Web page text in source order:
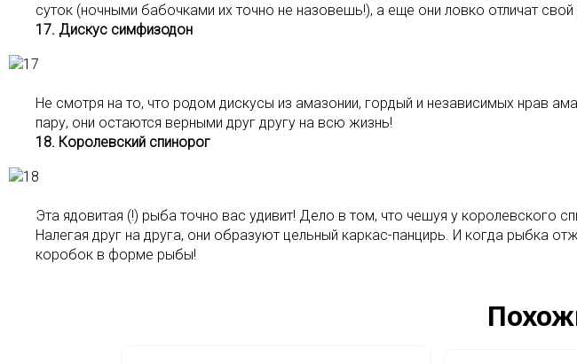
суток (ночными бабочками их точно не назовешь!), а еще они ловко отличат
17. Дискус симфизодон
Не смотря на то, что родом дискусы из амазонии, гордый и независимых нрав
пару, они остаются верными друг другу на всю жизнь!
18. Королевский спинорог
Эта ядовитая (!) рыба точно вас удивит! Дело в том, что чешуя у королевского
Налегая друг на друга, они образуют цельный каркас-панцирь. И когда рыбка
коробок в форме рыбы!